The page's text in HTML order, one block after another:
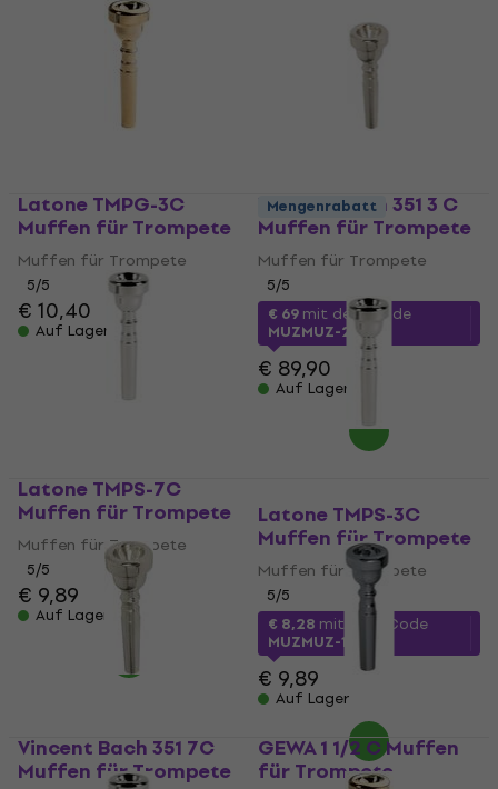
Latone TMPG-3C
Muffen für Trompete
Muffen für Trompete
5/5
€ 10,40
Auf Lager
Vincent Bach 351 3 C
Muffen für Trompete
Muffen für Trompete
5/5
€ 69mit dem Code
MUZMUZ-20
€ 89,90
Auf Lager
Latone TMPS-7C
Muffen für Trompete
Muffen für Trompete
5/5
€ 9,89
Auf Lager
Mengenrabatt
Latone TMPS-3C
Muffen für Trompete
Muffen für Trompete
5/5
€ 8,28 mit dem Code
MUZMUZ-15
€ 9,89
Auf Lager
Vincent Bach 351 7C
Muffen für Trompete
GEWA 1 1/2 C Muffen
für Trompete